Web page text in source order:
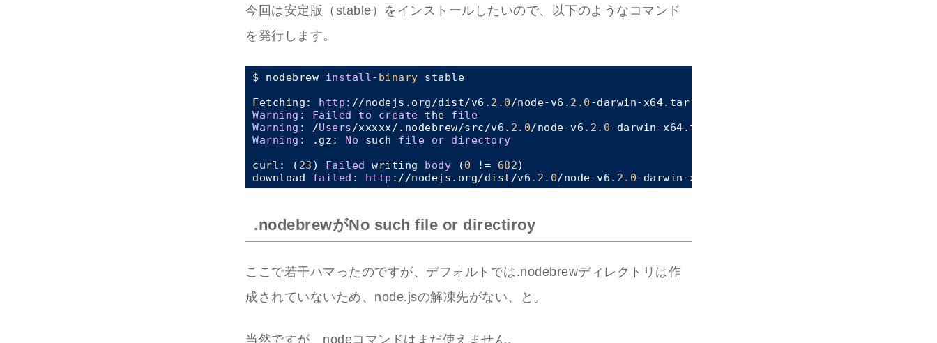
今回は安定版（stable）をインストールしたいので、以下のようなコマンド
を発行します。
$ nodebrew install- binary stable
Fetching: http ://nodejs.org/dist/v6 .2 .0/node-v6 .2 .0
Warning : Failed to create the file
Warning : /Users/xxxxx/.nodebrew/src/v6 .2 .0/node-v6 .2 .0
Warning : .gz: No such file or
directory
curl: ( 23 ) Failed writing body (0 != 682)
download failed : http ://nodejs.org/dist/v6 .2 .0/node-v6 .2 .0
.nodebrewがNo such file or directiroy
ここで若干ハマったのですが、デフォルトでは.nodebrewディレクトリは作
成されていないため、node.jsの解凍先がない、と。
当然ですが、nodeコマンドはまだ使えません。